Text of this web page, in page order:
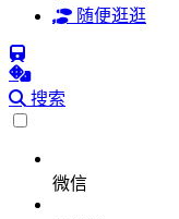
随便逛逛
搜索
微信